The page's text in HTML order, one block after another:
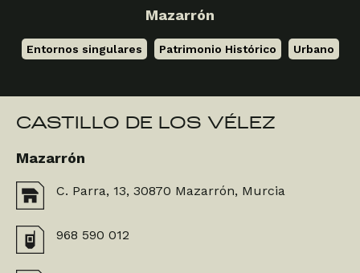
Mazarrón
Entornos singulares Patrimonio Histórico Urbano
CASTILLO DE LOS VÉLEZ
Mazarrón
C. Parra, 13, 30870 Mazarrón, Murcia
968 590 012